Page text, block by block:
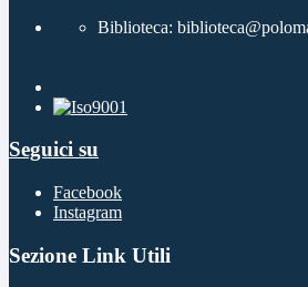
Biblioteca:
Seguici su
Facebook
Instagram
Sezione Link Utili